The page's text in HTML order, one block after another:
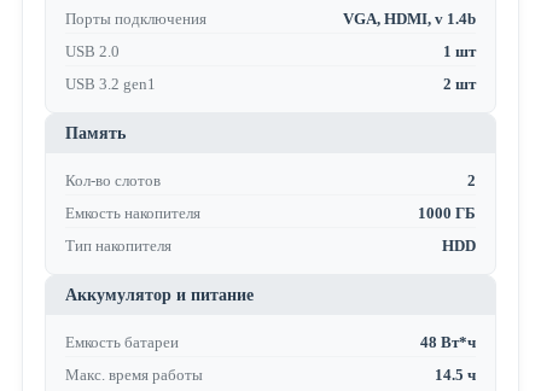
Порты подключения
VGA, HDMI, v 1.4b
USB 2.0
1 шт
USB 3.2 gen1
2 шт
Память
Кол-во слотов
2
Емкость накопителя
1000 ГБ
Тип накопителя
HDD
Аккумулятор и питание
Емкость батареи
48 Вт*ч
Макс. время работы
14.5 ч